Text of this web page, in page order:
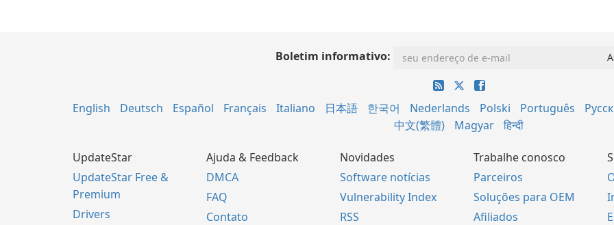
Boletim informativo:
English Deutsch Español Français Italiano 日本語 한국어 Nederlands Polski Português
中文(繁體)
Magyar हिन्दी
UpdateStar
UpdateStar Free &
Premium
Drivers
Ajuda & Feedback
DMCA
FAQ
Contato
Novidades
Software notícias
Vulnerability Index
RSS
Trabalhe conosco
Parceiros
Soluções para OEM
Afiliados